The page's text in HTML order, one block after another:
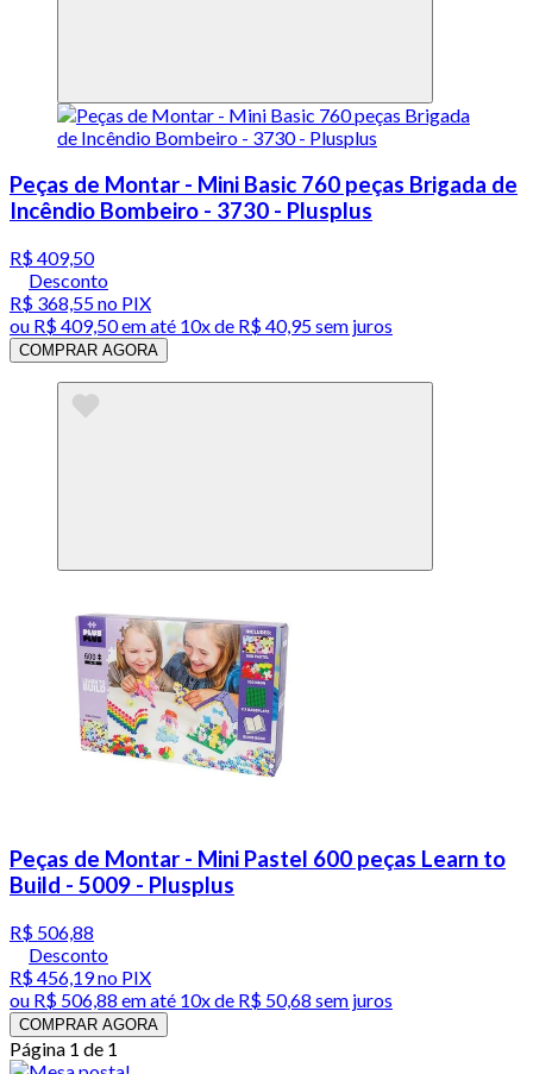
Peças de Montar - Mini Basic 760 peças Brigada de
Incêndio Bombeiro - 3730 - Plusplus
R$ 409,50
Desconto
R$ 368,55no PIX
ou R$ 409,50em até 10x de R$ 40,95 sem juros
COMPRAR AGORA
Peças de Montar - Mini Pastel 600 peças Learn to
Build - 5009 - Plusplus
R$ 506,88
Desconto
R$ 456,19no PIX
ou R$ 506,88 em até 10x de R$ 50,68 sem juros
COMPRAR AGORA
Página 1 de 1